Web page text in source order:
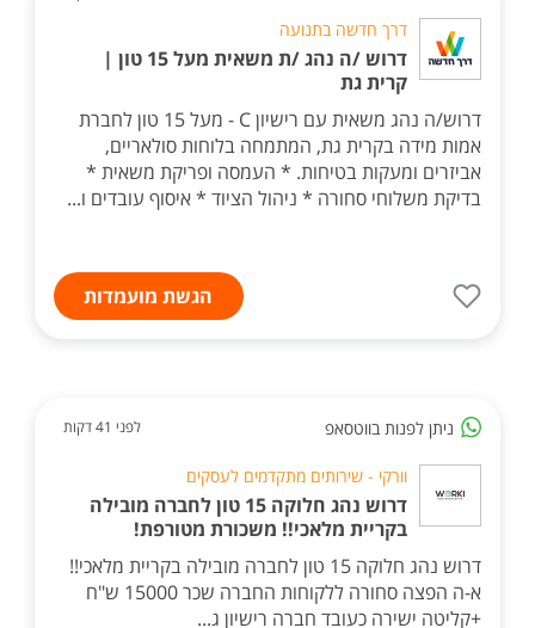
דרך חדשה בתנועה
דרוש /ה נהג /ת משאית מעל 15 טון |
קרית גת
דרוש/ה נהג משאית עם רישיון C - מעל 15 טון לחברת
אמות מידה בקרית גת, המתמחה בלוחות סולאריים,
אביזרים ומעקות בטיחות. * העמסה ופריקת משאית *
בדיקת משלוחי סחורה * ניהול הציוד * איסוף עובדים ו...
הגשת מועמדות
ניתן לפנות בווטסאפ לפני 41 דקות
וורקי - שירותים מתקדמים לעסקים
דרוש נהג חלוקה 15 טון לחברה מובילה
בקריית מלאכי!! משכורת מטורפת!
דרוש נהג חלוקה 15 טון לחברה מובילה בקריית מלאכי!!
א-ה הפצה סחורה ללקוחות החברה שכר 15000 ש"ח
+קליטה ישירה כעובד חברה רישיון ג...